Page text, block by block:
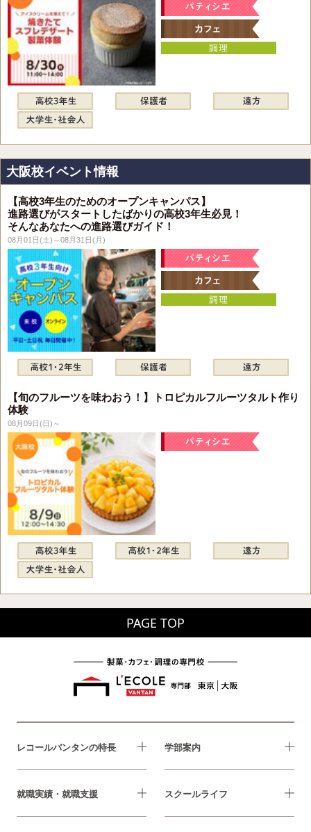
大阪校イベント情報
【高校3年生のためのオープンキャンパス】
進路選びがスタートしたばかりの高校3年生必見！
そんなあなたへの進路選びガイド！
08月01日(土)～08月31日(月)
【旬のフルーツを味わおう！】トロピカルフルーツタルト作り
体験
08月09日(日)～
PAGE TOP
レコールバンタンの特長 学部案内
就職実績・就職支援 スクールライフ